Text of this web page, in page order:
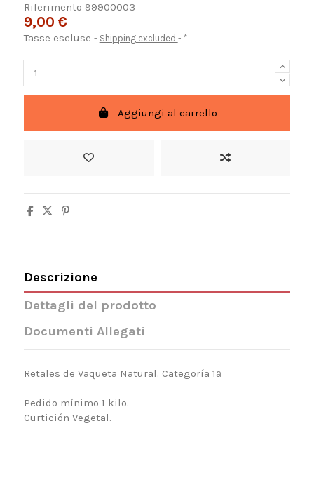
Riferimento 99900003
9,00 €
Tasse escluse Shipping excluded *
Aggiungi al carrello
Descrizione
Dettagli del prodotto
Documenti Allegati
Retales de Vaqueta Natural. Categoría 1ª
Pedido mínimo 1 kilo.
Curtición Vegetal.